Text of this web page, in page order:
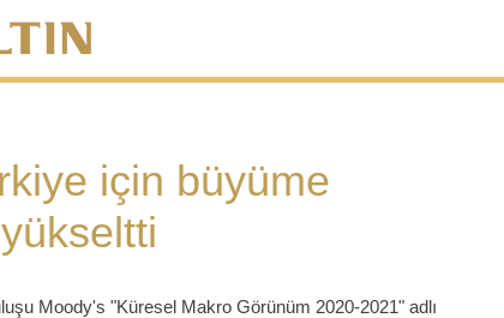
için büyüme
Moody's "Küresel Makro Görünüm 2020-2021" adlı